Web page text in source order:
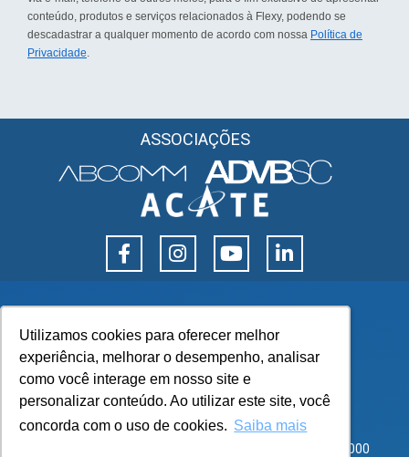
Utilizamos cookies para oferecer melhor
experiência, melhorar o desempenho, analisar
como você interage em nosso site e
personalizar conteúdo. Ao utilizar este site, você
concorda com o uso de cookies. Saiba mais
Utilizamos cookies para oferecer melhor
experiência, melhorar o desempenho, analisar
como você interage em nosso site e
personalizar conteúdo. Ao utilizar este site, você
concorda com o uso de cookies. Saiba mais
conteúdo, produtos e serviços relacionados à Flexy, podendo se
descadastrar a qualquer momento de acordo com nossa Política de
Privacidade
ASSOCIAÇÕES
Corporate Park – Rod SC 401, 8600 – Bloco 3 Sala 101
Santo Antônio de Lisboa, Florianópolis – SC – CEP 88050-000